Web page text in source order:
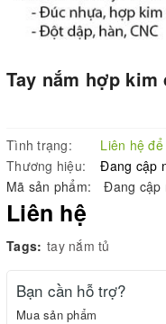
Tay nắm hợp kim
Tình trạng:
Liên hệ
Thương hiệu:
Đang cập
Mã sản phẩm:
Đang cập
Liên hệ
Tags: tay nắm tủ
Bạn cần hỗ trợ?
Mua sản phẩm